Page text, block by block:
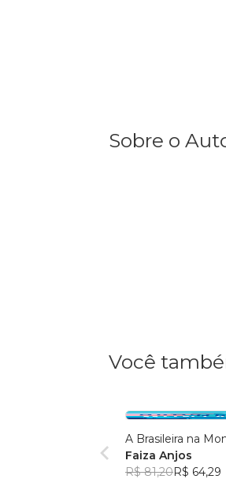
Sobre o
Você
A Brasileira na
Faiza Anjos
R$ 81,20R$ 64,29